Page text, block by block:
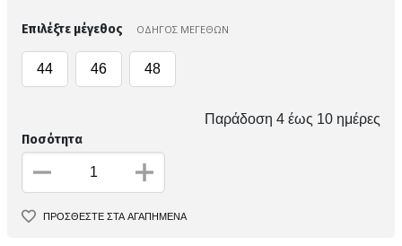
Επιλέξτε μέγεθος ΟΔΗΓΟΣ ΜΕΓΕΘΩΝ
44 46 48
Παράδοση 4 έως 10 ημέρες
Ποσότητα
ΠΡΟΣΘΕΣΤΕ ΣΤΑ ΑΓΑΠΗΜΕΝΑ